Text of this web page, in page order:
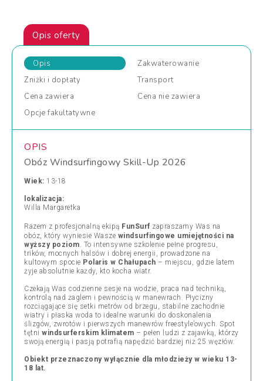
Opis oferty
Opis
Zakwaterowanie
Zniżki i dopłaty
Transport
Cena zawiera Cena nie zawiera
Opcje fakultatywne
OPIS
Obóz Windsurfingowy Skill-Up 2026
Wiek: 13-18
lokalizacja:
Willa Margaretka
Razem z profesjonalną ekipą FunSurf zapraszamy Was na
obóz, który wyniesie Wasze windsurfingowe umiejętności na
wyższy poziom. To intensywne szkolenie pełne progresu,
trików, mocnych halsów i dobrej energii, prowadzone na
kultowym spocie Polaris w Chałupach – miejscu, gdzie latem
żyje absolutnie każdy, kto kocha wiatr.
Czekają Was codzienne sesje na wodzie, praca nad techniką,
kontrolą nad żaglem i pewnością w manewrach. Płycizny
rozciągające się setki metrów od brzegu, stabilne zachodnie
wiatry i płaska woda to idealne warunki do doskonalenia
ślizgów, zwrotów i pierwszych manewrów freestyle’owych. Spot
tętni windsurferskim klimatem – pełen ludzi z zajawką, którzy
swoją energią i pasją potrafią napędzić bardziej niż 25 węzłów.
Obiekt przeznaczony wyłącznie dla młodzieży w wieku 13-
18 lat.